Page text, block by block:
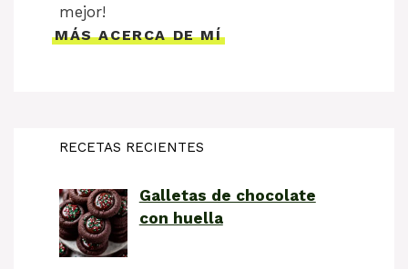
mejor!
MÁS ACERCA DE MÍ
RECETAS RECIENTES
Galletas de chocolate
con huella